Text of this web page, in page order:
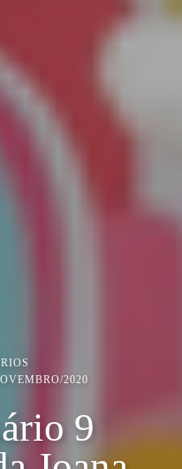
2020
9